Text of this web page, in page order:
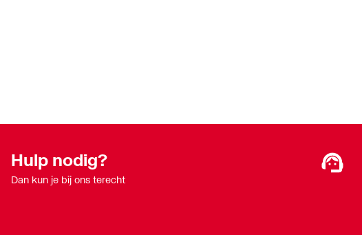
Hulp nodig?
Dan kun je bij ons terecht